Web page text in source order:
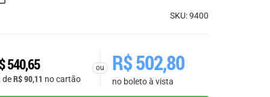
SKU: 9400
540,65
deR$90,11 no cartão
ou R$502,80
no boleto à vista